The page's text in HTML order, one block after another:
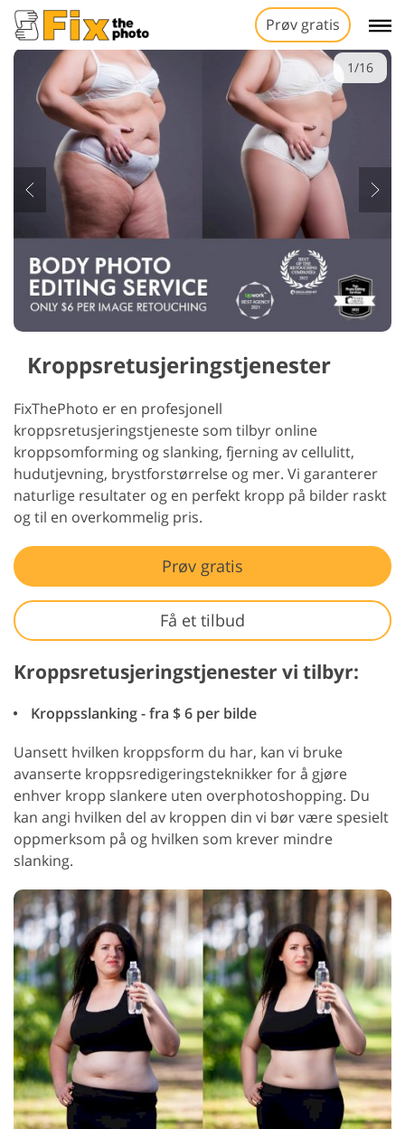
Prøv gratis
1/16
Kroppsretusjeringstjenester
FixThePhoto er en profesjonell
kroppsretusjeringstjeneste som tilbyr online
kroppsomforming og slanking, fjerning av cellulitt,
hudutjevning, brystforstørrelse og mer. Vi garanterer
naturlige resultater og en perfekt kropp på bilder raskt
og til en overkommelig pris.
Prøv gratis
Få et tilbud
Kroppsretusjeringstjenester vi tilbyr:
Kroppsslanking - fra $ 6 per bilde
Uansett hvilken kroppsform du har, kan vi bruke
avanserte kroppsredigeringsteknikker for å gjøre
enhver kropp slankere uten overphotoshopping. Du
kan angi hvilken del av kroppen din vi bør være spesielt
oppmerksom på og hvilken som krever mindre
slanking.